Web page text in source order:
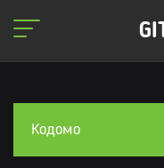
Кодомо